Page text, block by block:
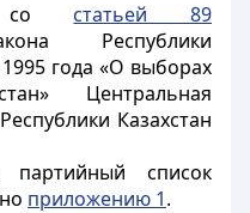
со статьей 89
Республики
года «О выборах
Центральная
Казахстан
партийный список
приложению 1.